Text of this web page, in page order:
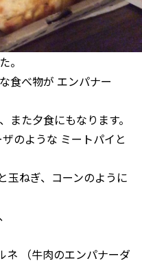
。
食べ物が エンパナー
また夕食にもなります。
のような ミートパイと
玉ねぎ、コーンのように
ネ （牛肉のエンパナーダ